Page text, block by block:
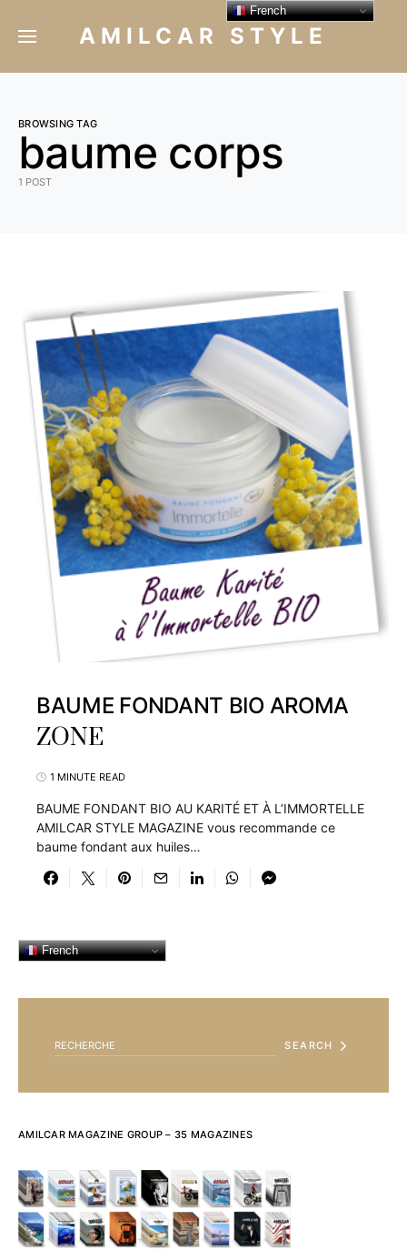
AMILCAR STYLE
BROWSING TAG
baume corps
1 POST
BAUME FONDANT BIO AROMA
ZONE
1 MINUTE READ
BAUME FONDANT BIO AU KARITÉ ET À L’IMMORTELLE
AMILCAR STYLE MAGAZINE vous recommande ce
baume fondant aux huiles…
French
SEARCH
AMILCAR MAGAZINE GROUP – 35 MAGAZINES
French